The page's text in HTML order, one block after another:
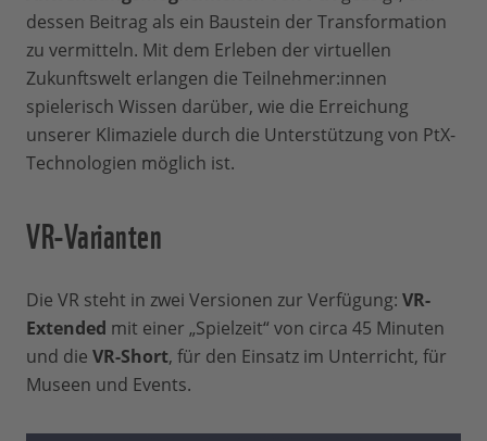
dessen Beitrag als ein Baustein der Transformation
zu vermitteln. Mit dem Erleben der virtuellen
Zukunftswelt erlangen die Teilnehmer:innen
spielerisch Wissen darüber, wie die Erreichung
unserer Klimaziele durch die Unterstützung von PtX-
Technologien möglich ist.
VR-Varianten
Die VR steht in zwei Versionen zur Verfügung: VR-
Extended mit einer „Spielzeit“ von circa 45 Minuten
und die VR-Short, für den Einsatz im Unterricht, für
Museen und Events.